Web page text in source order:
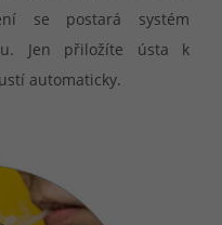
se postará systém
Jen přiložíte ústa k
automaticky.